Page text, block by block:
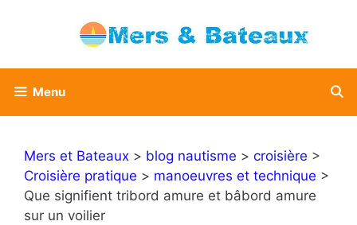
Menu
Mers et Bateaux > blog nautisme > croisière >
Croisière pratique > manoeuvres et technique >
Que signifient tribord amure et bâbord amure
sur un voilier